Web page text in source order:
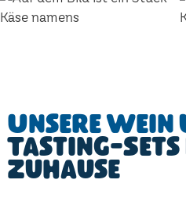
Unsere Wein
Tasting-
Zuhause